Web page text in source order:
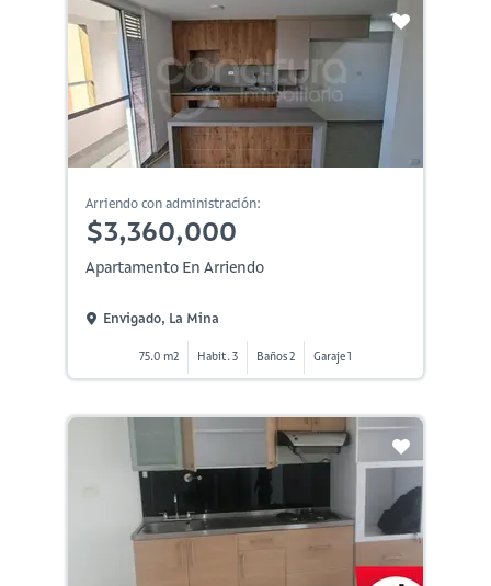
Arriendo con administración:
$3,360,000
Apartamento En Arriendo
Envigado, La Mina
75.0 m2 Habit. 3 Baños 2 Garaje 1